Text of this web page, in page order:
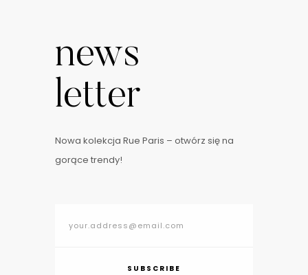
news
letter
Nowa kolekcja Rue Paris – otwórz się na
gorące trendy!
SUBSCRIBE